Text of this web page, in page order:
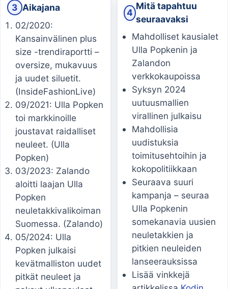
3 Aikajana
02/2020:
Kansainvälinen plus
size -trendiraportti –
oversize, mukavuus
ja uudet siluetit.
(InsideFashionLive)
09/2021: Ulla Popken
toi markkinoille
joustavat raidalliset
neuleet. (Ulla
Popken)
03/2023: Zalando
aloitti laajan Ulla
Popken
neuletakkivalikoiman
Suomessa. (Zalando)
05/2024: Ulla
Popken julkaisi
kevätmalliston uudet
pitkät neuleet ja
4
Mitä tapahtuu
seuraavaksi
Mahdolliset kausialet
Ulla Popkenin ja
Zalandon
verkkokaupoissa
Syksyn 2024
uutuusmallien
virallinen julkaisu
Mahdollisia
uudistuksia
toimitusehtoihin ja
kokopolitiikkaan
Seuraava suuri
kampanja – seuraa
Ulla Popkenin
somekanavia uusien
neuletakkien ja
pitkien neuleiden
lanseerauksissa
Lisää vinkkejä